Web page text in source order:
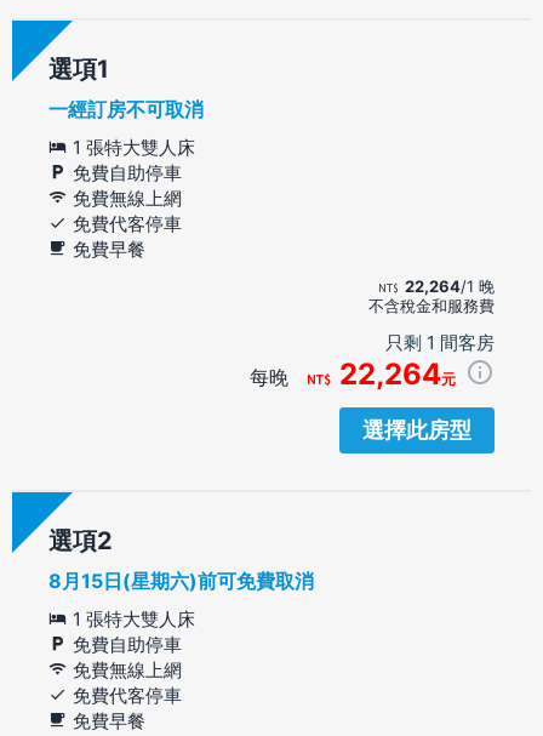
選項
一經訂房不可取消
1 張特大雙人床
免費自助停車
免費無線上網
免費代客停車
免費早餐
22,264/1 晚
不含稅金和服務費
只剩 1 間客房
每晚 22,264元
選擇此房型
選項
8月15日(星期六)前可免費取消
1 張特大雙人床
免費自助停車
免費無線上網
免費代客停車
免費早餐